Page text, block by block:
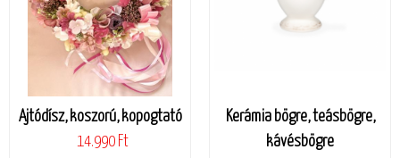
Ajtódísz, koszorú, kopogtató
14.990 Ft
Kerámia bögre, teásbögre,
kávésbögre